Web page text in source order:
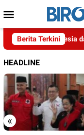
ke
kontenMobile
Berita Terkini
Usaha Indonesia
HEADLINE
«